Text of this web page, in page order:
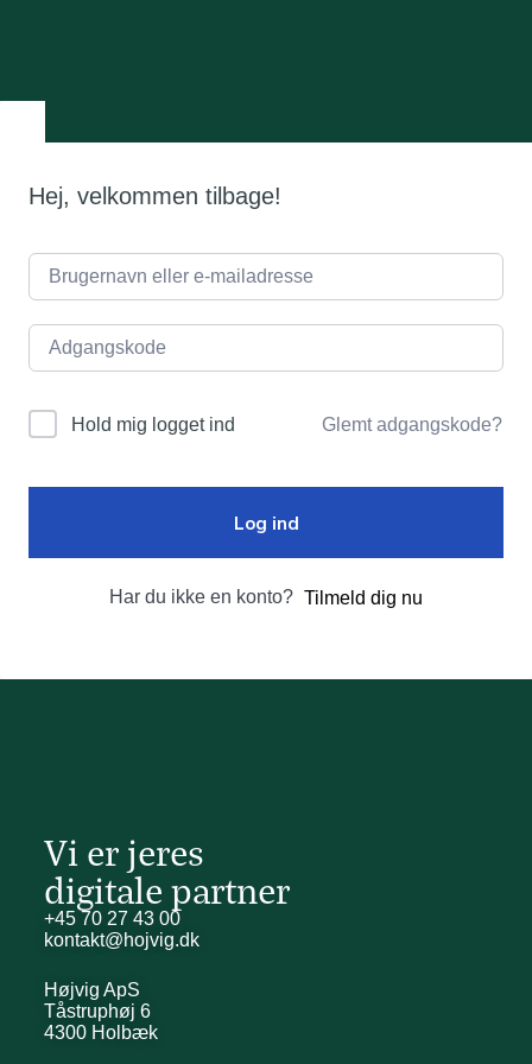
Hej, velkommen tilbage!
Hold mig logget ind Glemt adgangskode?
Log ind
Har du ikke en konto? Tilmeld dig nu
Vi er jeres
digitale partner
+45 70 27 43 00
kontakt@hojvig.dk
Højvig ApS
Tåstruphøj 6
4300 Holbæk